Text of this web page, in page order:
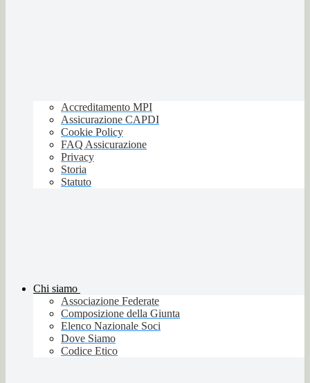
Accreditamento MPI
Assicurazione CAPDI
Cookie Policy
FAQ Assicurazione
Privacy
Storia
Statuto
Chi siamo
Associazione Federate
Composizione della Giunta
Elenco Nazionale Soci
Dove Siamo
Codice Etico